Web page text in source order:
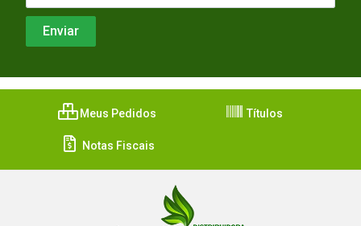
Meus Pedidos Títulos
Notas Fiscais